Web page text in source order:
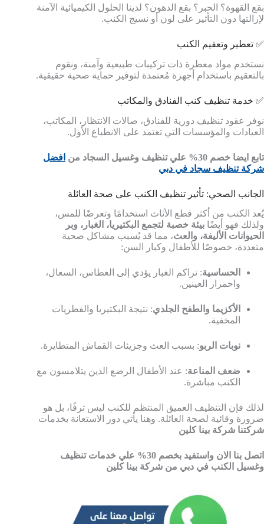
بقع القهوة؟ الحبر؟ بقع الدهون؟ لدينا الحلول الكيميائية الآمنة
لإزالتها دون التأثير على لون أو نسيج الكنب.
✅ تعطير وتعقيم الكنب
نستخدم مواد معطرة ذات تركيبات طبيعية وآمنة، ونقوم
بالتعقيم باستخدام أجهزة مُعتمدة لتوفير حماية صحية حقيقية.
✅ خدمة تنظيف كنب الفنادق والمكاتب
نوفر عقود تنظيف دورية للفنادق، صالات الانتظار، المكاتب،
العيادات والمؤسسات التي تعتمد على الانطباع الأول.
تابع ايضا خصم 30% علي تنظيف وغسيل السجاد من
افضل
شركة تنظيف سجاد في دبي
الجانب الصحي: تأثير تنظيف الكنب على صحة العائلة
يُعد الكنب من أكثر قطع الأثاث استخدامًا وتعرضًا للمس،
ولذلك فهو أيضًا بيئة خصبة لتجمع البكتيريا، الغبار، وبر
الحيوانات الأليفة، والعث، مما قد يُسبب مشاكل صحية
متعددة، خصوصًا للأطفال وكبار السن:
الحساسية: تراكم الغبار يؤدي إلى العطاس، السعال،
واحمرار العينين.
الأكزيما والطفح الجلدي: نتيجة البكتيريا والفطريات
المخفية.
نوبات الربو: بسبب العث وجزيئات القماش المتطايرة.
ضعف المناعة: عند الأطفال الرضع الذين يتلامسون مع
الكنب مباشرة.
لذلك فإن التنظيف العميق المنتظم للكنب ليس ترفًا، بل هو
ضرورة وقائية لصحة العائلة. وهنا يأتي دور الاستعانة بخدمات
شركتنا شركة بينا كلين
اتصل بنا الان واستفيد بخصم 30% علي خدمات تنظيف
وغسيل الكنب في دبي من شركة بينا كلين